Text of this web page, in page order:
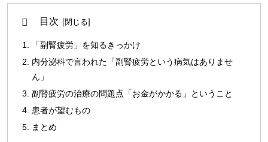
目次
「副腎疲労」を知るきっかけ
内分泌科で言われた「副腎疲労という病気はありませ
ん」
副腎疲労の治療の問題点「お金がかかる」ということ
患者が望むもの
まとめ